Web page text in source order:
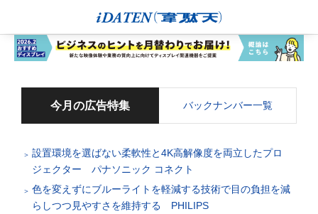
今月の広告特集 バックナンバー一覧
設置環境を選ばない柔軟性と4K高解像度を両立したプロ
ジェクター パナソニック コネクト
色を変えずにブルーライトを軽減する技術で目の負担を減
らしつつ見やすさを維持する PHILIPS